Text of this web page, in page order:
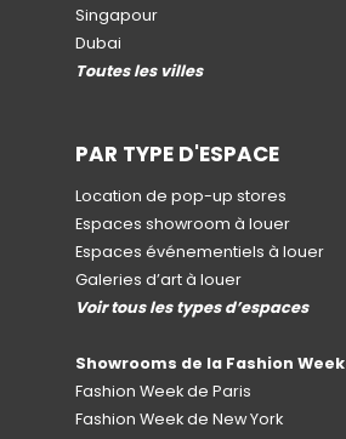
Singapour
Dubai
Toutes les villes
PAR TYPE D'ESPACE
Location de pop-up stores
Espaces showroom à louer
Espaces événementiels à louer
Galeries d’art à louer
Voir tous les types d’espaces
Showrooms de la Fashion Week
Fashion Week de Paris
Fashion Week de New York